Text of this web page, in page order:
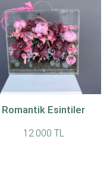
Romantik Esintiler
12.000 TL